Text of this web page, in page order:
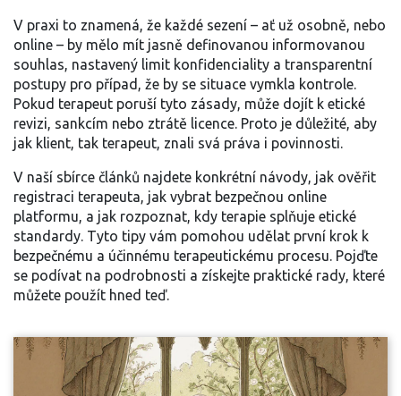
V praxi to znamená, že každé sezení – ať už osobně, nebo
online – by mělo mít jasně definovanou informovanou
souhlas, nastavený limit konfidenciality a transparentní
postupy pro případ, že by se situace vymkla kontrole.
Pokud terapeut poruší tyto zásady, může dojít k etické
revizi, sankcím nebo ztrátě licence. Proto je důležité, aby
jak klient, tak terapeut, znali svá práva i povinnosti.
V naší sbírce článků najdete konkrétní návody, jak ověřit
registraci terapeuta, jak vybrat bezpečnou online
platformu, a jak rozpoznat, kdy terapie splňuje etické
standardy. Tyto tipy vám pomohou udělat první krok k
bezpečnému a účinnému terapeutickému procesu. Pojďte
se podívat na podrobnosti a získejte praktické rady, které
můžete použít hned teď.